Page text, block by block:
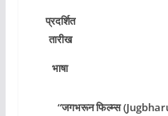
प्रदर्शित
तारीख
भाषा
“जगभरून फिल्म्स